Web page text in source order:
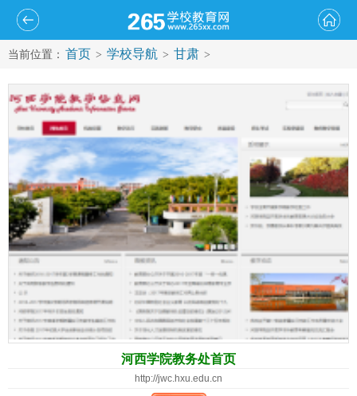
当前位置： 首页 > 学校导航 > 甘肃 >
河西学院教务处首页
http://jwc.hxu.edu.cn